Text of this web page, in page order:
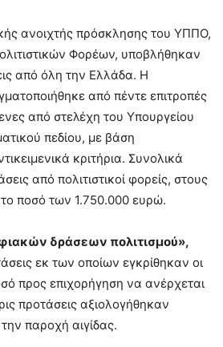
ανοιχτής πρόσκλησης του ΥΠΠΟ,
Φορέων, υποβλήθηκαν
από όλη την Ελλάδα. Η
από πέντε επιτροπές
από στελέχη του Υπουργείου
πεδίου, με βάση
κριτήρια. Συνολικά
από πολιτιστικοί φορείς, στους
ποσό των 1.750.000 ευρώ.
δράσεων πολιτισμού»,
εκ των οποίων εγκρίθηκαν οι
προς επιχορήγηση να ανέρχεται
προτάσεις αξιολογήθηκαν
παροχή αιγίδας.